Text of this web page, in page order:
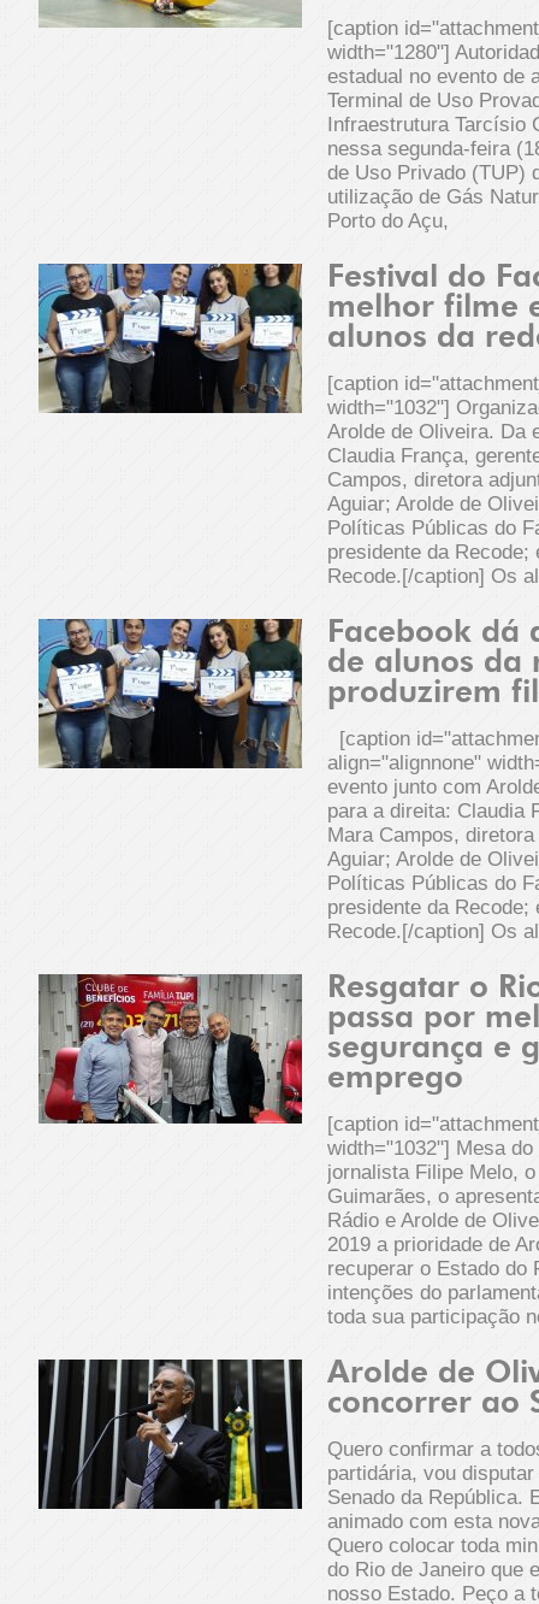
[caption
width="1280"]
estadual no evento de
Terminal de Uso
Infraestrutura Tarcísio
nessa segunda-feira
de Uso Privado (TUP)
utilização de Gás
Porto do Açu,
Festival do
melhor filme
alunos da
[caption
width="1032"]
Arolde de Oliveira. Da
Claudia França,
Campos, diretora
Aguiar; Arolde de
Políticas Públicas do
presidente da
Recode.[/caption] Os
Facebook dá
de alunos da
produzirem
[caption
align="alignnone"
evento junto com
para a direita: Claudia
Mara Campos,
Aguiar; Arolde de
Políticas Públicas do
presidente da
Recode.[/caption] Os
Resgatar o
passa por
segurança e
emprego
[caption
width="1032"] Mesa
jornalista Filipe Melo,
Guimarães, o
Rádio e Arolde de
2019 a prioridade de
recuperar o Estado do
intenções do
toda sua participação
Arolde de
concorrer ao
Quero confirmar a
partidária, vou
Senado da República.
animado com esta
Quero colocar toda
do Rio de Janeiro que
nosso Estado. Peço a